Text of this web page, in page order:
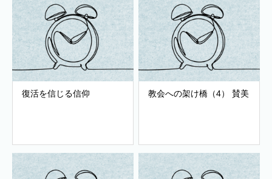
復活を信じる信仰 教会への架け橋（4） 賛美